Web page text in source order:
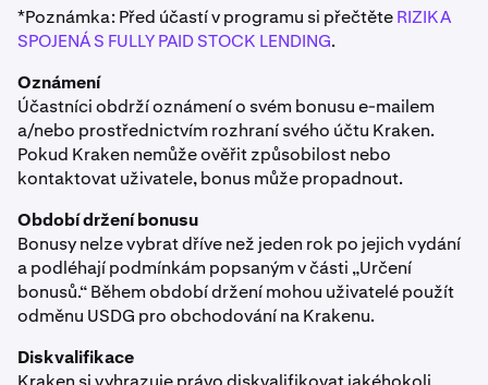
*Poznámka: Před účastí v programu si přečtěteRIZIKA
SPOJENÁ S FULLY PAID STOCK LENDING.
Oznámení
Účastníci obdrží oznámení o svém bonusu e-mailem
a/nebo prostřednictvím rozhraní svého účtu Kraken.
Pokud Kraken nemůže ověřit způsobilost nebo
kontaktovat uživatele, bonus může propadnout.
Období držení bonusu
Bonusy nelze vybrat dříve než jeden rok po jejich vydání
a podléhají podmínkám popsaným v části „Určení
bonusů.“ Během období držení mohou uživatelé použít
odměnu USDG pro obchodování na Krakenu.
Diskvalifikace